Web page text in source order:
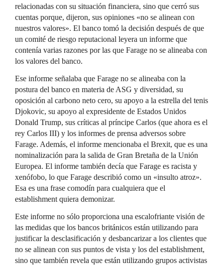
relacionadas con su situación financiera, sino que cerró sus
cuentas porque, dijeron, sus opiniones «no se alinean con
nuestros valores». El banco tomó la decisión después de que
un comité de riesgo reputacional leyera un informe que
contenía varias razones por las que Farage no se alineaba con
los valores del banco.
Ese informe señalaba que Farage no se alineaba con la
postura del banco en materia de ASG y diversidad, su
oposición al carbono neto cero, su apoyo a la estrella del tenis
Djokovic, su apoyo al expresidente de Estados Unidos
Donald Trump, sus críticas al príncipe Carlos (que ahora es el
rey Carlos III) y los informes de prensa adversos sobre
Farage. Además, el informe mencionaba el Brexit, que es una
nominalización para la salida de Gran Bretaña de la Unión
Europea. El informe también decía que Farage es racista y
xenófobo, lo que Farage describió como un «insulto atroz».
Esa es una frase comodín para cualquiera que el
establishment quiera demonizar.
Este informe no sólo proporciona una escalofriante visión de
las medidas que los bancos británicos están utilizando para
justificar la desclasificación y desbancarizar a los clientes que
no se alinean con sus puntos de vista y los del establishment,
sino que también revela que están utilizando grupos activistas